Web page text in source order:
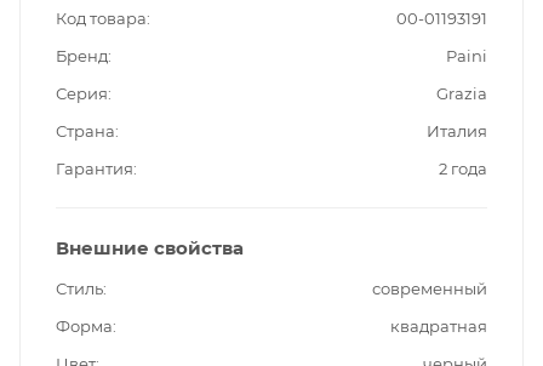
Код товара
00-01193191
Бренд
Paini
Серия
Grazia
Страна
Италия
Гарантия
2 года
Внешние свойства
Стиль
современный
Форма
квадратная